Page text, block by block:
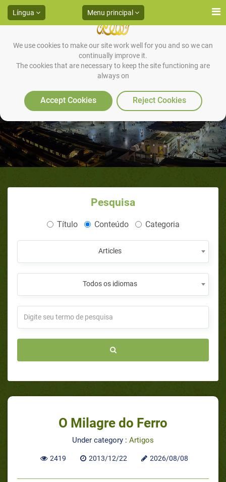
We use cookies to make our site work well for you and so we can
continually improve it.
The cookies that are necessary to keep the site functioning are
always on
Accept Cookies Reject Cookies
Língua Menu principal
O Milagre do Ferro
Pesquisa
Título Conteúdo Categoria
Articles
Todos os idiomas
O Milagre do Ferro
Under category : Artigos
2419 2013/12/22 2026/08/08